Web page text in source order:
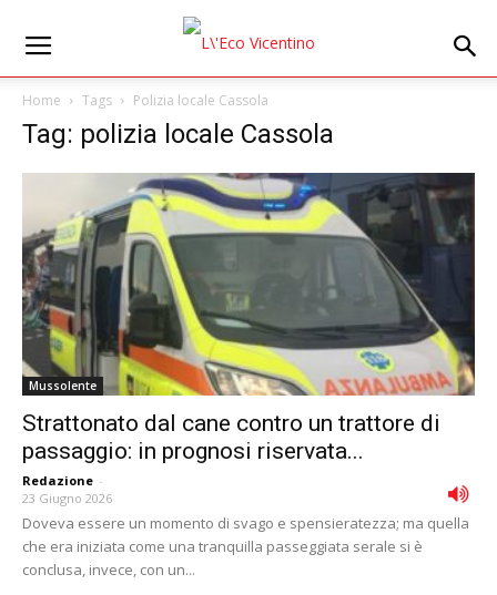
Home Tags Polizia locale Cassola
Tag: polizia locale Cassola
Mussolente
Strattonato dal cane contro un trattore di
passaggio: in prognosi riservata...
Redazione -
23 Giugno 2026
Doveva essere un momento di svago e spensieratezza; ma quella
che era iniziata come una tranquilla passeggiata serale si è
conclusa, invece, con un...